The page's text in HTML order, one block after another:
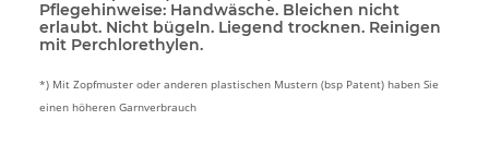
Pflegehinweise: Handwäsche. Bleichen nicht
erlaubt. Nicht bügeln. Liegend trocknen. Reinigen
mit Perchlorethylen.
*) Mit Zopfmuster oder anderen plastischen Mustern (bsp Patent) haben Sie
einen höheren Garnverbrauch